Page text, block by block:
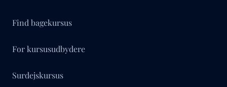
Find bagekursus
For kursusudbydere
Surdejskursus